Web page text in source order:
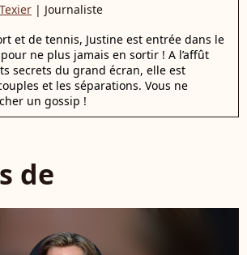
| Journaliste
et de tennis, Justine est entrée dans le
ne plus jamais en sortir ! A l’affût
secrets du grand écran, elle est
et les séparations. Vous ne
un gossip !
de